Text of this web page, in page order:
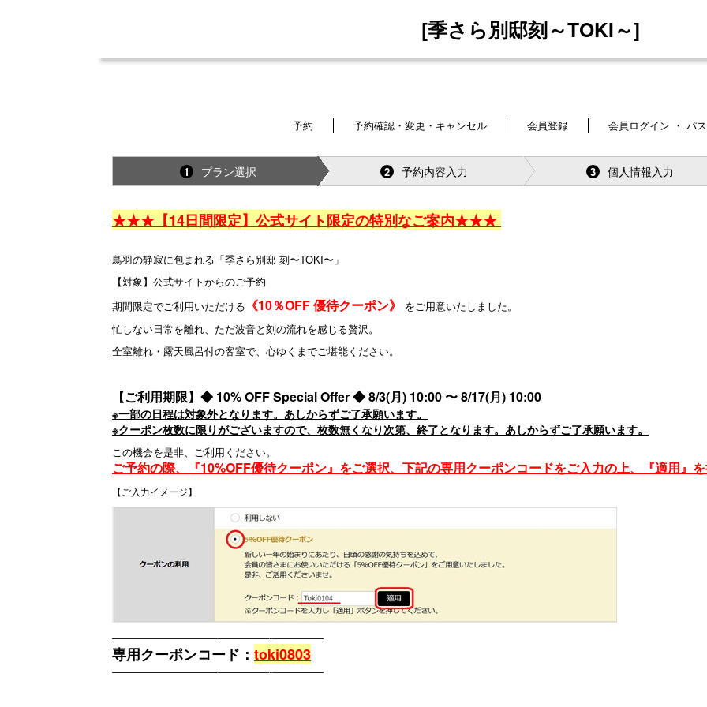
[季さら別邸刻～TOKI～]
予約
予約確認・変更・キャンセル 会員登録 会員ログイン ・ パ
1 プラン選択 2 予約内容入力 3 個人情報入力
★★★【14日間限定】公式サイト限定の特別なご案内★★★
鳥羽の静寂に包まれる「季さら別邸 刻〜TOKI〜」
【対象】公式サイトからのご予約
期間限定でご利用いただける 《10％OFF 優待クーポン》
をご用意いたしました。
忙しない日常を離れ、ただ波音と刻の流れを感じる贅沢。
全室離れ・露天風呂付の客室で、心ゆくまでご堪能ください。 ⁡
【ご利用期限】◆ 10% OFF Special Offer ◆ 8/3(月) 10:00 〜 8/17(月) 10:00
※一部の日程は対象外となります。あしからずご了承願います。
※クーポン枚数に限りがございますので、枚数無くなり次第、終了となります。あしからずご了承願います。
この機会を是非、ご利用ください。
ご予約の際、『10%OFF優待クーポン』をご選択、下記の専用クーポンコードをご入力の上、『適用』を
【ご入力イメージ】
――――――――――-―――――-―――――
専用クーポンコード： toki0803
――――――――――-―――――-―――――